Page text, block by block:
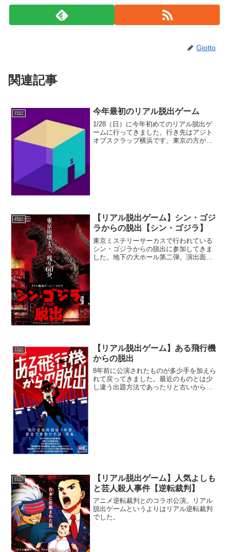
Giotto
関連記事
日記 今年最初のリアル脱出ゲーム
1/28（日）に今年初めてのリアル脱出ゲ
ームに行ってきました。行き先はアジト
オブスクラップ横浜です。東京の方が横
日記
【リアル脱出ゲーム】シン・ゴジ
ラからの脱出【シン・ゴジラ】
東京ミステリーサーカスで行われている
シン・ゴジラからの脱出に参加してきま
した。地下の大ホール第二弾。演出面も
日記
【リアル脱出ゲーム】ある飛行機
からの脱出
8年前に公演されたものが多少手を加えら
れて戻ってきました。最近のものとは少
し違う出題方法であったりと古いからこ
日記
【リアル脱出ゲーム】人気よしも
と芸人殺人事件【逆転裁判】
アニメ逆転裁判とのコラボ公演。リアル
脱出ゲームというよりはリアル逆転裁判
でした。